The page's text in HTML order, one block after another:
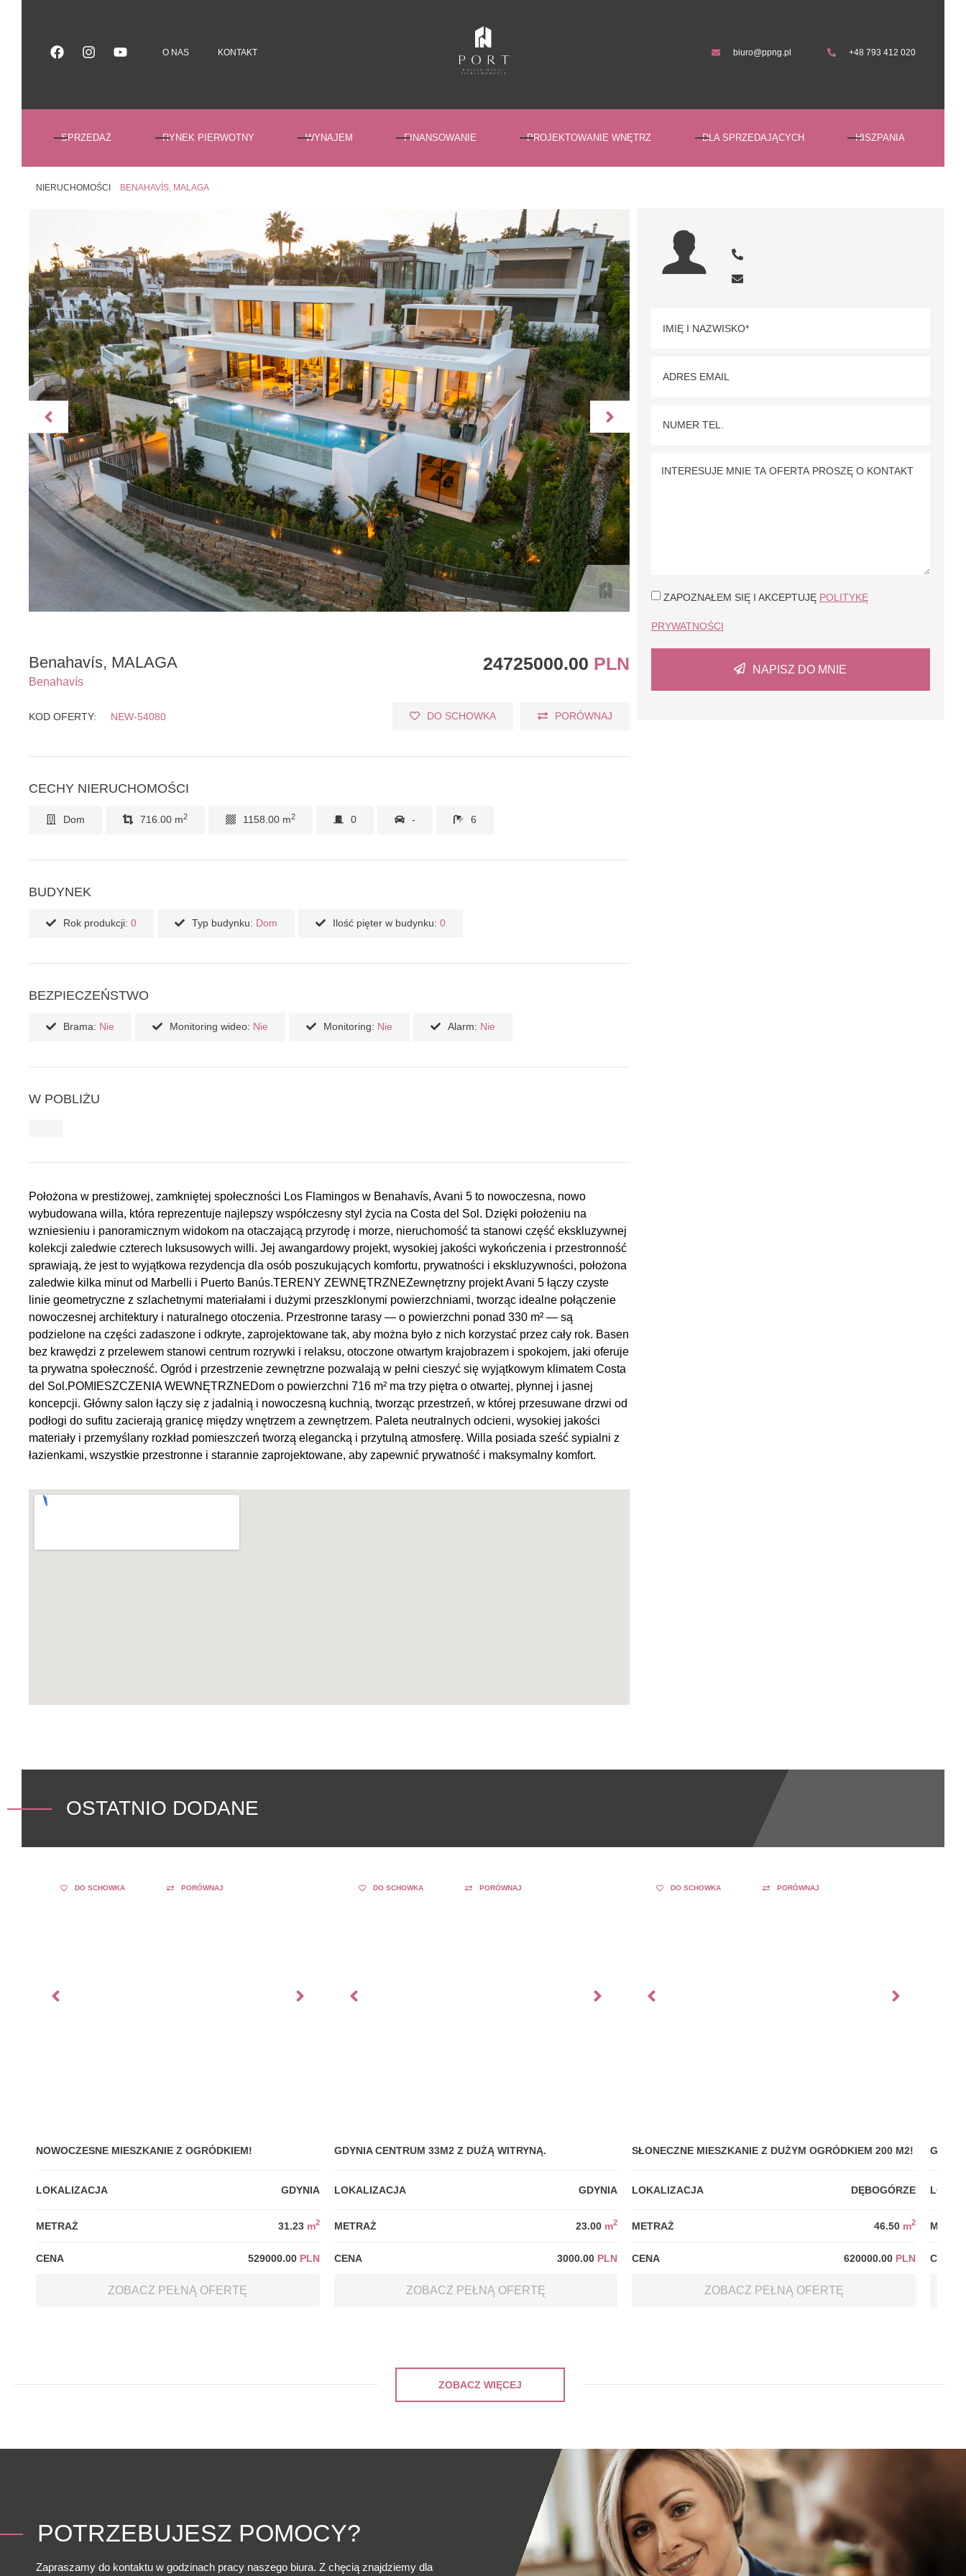
O NAS
KONTAKT biuro@ppng.pl +48 793 412 020
SPRZEDAŻ RYNEK PIERWOTNY WYNAJEM FINANSOWANIE PROJEKTOWANIE WNĘTRZ DLA SPRZEDAJĄCYCH HISZPANIA
NIERUCHOMOŚCI BENAHAVÍS, MALAGA
ZAPOZNAŁEM SIĘ I AKCEPTUJĘ POLITYKĘ
PRYWATNOŚCI
NAPISZ DO MNIE
Benahavís, MALAGA 24725000.00 PLN
Benahavís
KOD OFERTY: NEW-54080 DO SCHOWKA PORÓWNAJ
CECHY NIERUCHOMOŚCI
Dom 716.00 m2 1158.00 m2 0 - 6
BUDYNEK
Rok produkcji: 0 Typ budynku: Dom Ilość pięter w budynku: 0
BEZPIECZEŃSTWO
Brama: Nie Monitoring wideo: Nie Monitoring: Nie Alarm: Nie
W POBLIŻU
Położona w prestiżowej, zamkniętej społeczności Los Flamingos w Benahavís, Avani 5 to nowoczesna, nowo
wybudowana willa, która reprezentuje najlepszy współczesny styl życia na Costa del Sol. Dzięki położeniu na
wzniesieniu i panoramicznym widokom na otaczającą przyrodę i morze, nieruchomość ta stanowi część ekskluzywnej
kolekcji zaledwie czterech luksusowych willi. Jej awangardowy projekt, wysokiej jakości wykończenia i przestronność
sprawiają, że jest to wyjątkowa rezydencja dla osób poszukujących komfortu, prywatności i ekskluzywności, położona
zaledwie kilka minut od Marbelli i Puerto Banús.TERENY ZEWNĘTRZNEZewnętrzny projekt Avani 5 łączy czyste
linie geometryczne z szlachetnymi materiałami i dużymi przeszklonymi powierzchniami, tworząc idealne połączenie
nowoczesnej architektury i naturalnego otoczenia. Przestronne tarasy — o powierzchni ponad 330 m² — są
podzielone na części zadaszone i odkryte, zaprojektowane tak, aby można było z nich korzystać przez cały rok. Basen
bez krawędzi z przelewem stanowi centrum rozrywki i relaksu, otoczone otwartym krajobrazem i spokojem, jaki oferuje
ta prywatna społeczność. Ogród i przestrzenie zewnętrzne pozwalają w pełni cieszyć się wyjątkowym klimatem Costa
del Sol.POMIESZCZENIA WEWNĘTRZNEDom o powierzchni 716 m² ma trzy piętra o otwartej, płynnej i jasnej
koncepcji. Główny salon łączy się z jadalnią i nowoczesną kuchnią, tworząc przestrzeń, w której przesuwane drzwi od
podłogi do sufitu zacierają granicę między wnętrzem a zewnętrzem. Paleta neutralnych odcieni, wysokiej jakości
materiały i przemyślany rozkład pomieszczeń tworzą elegancką i przytulną atmosferę. Willa posiada sześć sypialni z
łazienkami, wszystkie przestronne i starannie zaprojektowane, aby zapewnić prywatność i maksymalny komfort.
OSTATNIO DODANE
DO SCHOWKA PORÓWNAJ
NOWOCZESNE MIESZKANIE Z OGRÓDKIEM!
LOKALIZACJA GDYNIA
METRAŻ 31.23 m2
CENA 529000.00 PLN
ZOBACZ PEŁNĄ OFERTĘ
DO SCHOWKA PORÓWNAJ
GDYNIA CENTRUM 33M2 Z DUŻĄ WITRYNĄ.
LOKALIZACJA GDYNIA
METRAŻ 23.00 m2
CENA 3000.00 PLN
ZOBACZ PEŁNĄ OFERTĘ
DO SCHOWKA PORÓWNAJ
SŁONECZNE MIESZKANIE Z DUŻYM OGRÓDKIEM 200 M2!
LOKALIZACJA DĘBOGÓRZE
METRAŻ 46.50 m2
CENA 620000.00 PLN
ZOBACZ PEŁNĄ OFERTĘ
CENA
ZOBACZ WIĘCEJ
POTRZEBUJESZ POMOCY?
Zapraszamy do kontaktu w godzinach pracy naszego biura. Z chęcią znajdziemy dla